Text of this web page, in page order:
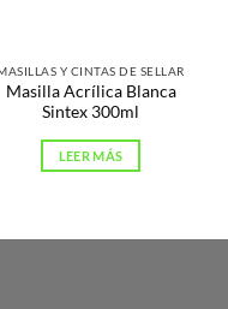
Y CINTAS DE SELLAR
Masilla Acrílica Blanca
Sintex 300ml
LEER MÁS